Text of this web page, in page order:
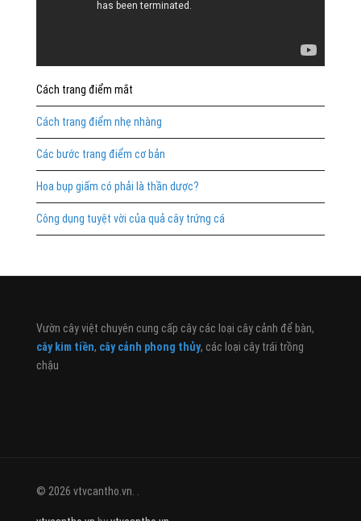
Cách trang điểm mắt
Cách trang điểm nhẹ nhàng
Các bước trang điểm cơ bản
Hoa bụp giấm có phải là thần dược?
Công dụng tuyệt vời của quả cây trứng cá
Vườn cây việt chuyên cung cấp cây các loại cây cảnh để bàn,
cây kim tiền, cây cảnh phong thủy, các loại cây trái trồng
chậu
© 2026 vtvcantho.vn. .